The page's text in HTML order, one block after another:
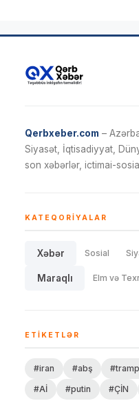
Qerbxeber.com –
Siyasət, İqtisadiyyat,
son xəbərlər, ictimai-
KATEQORIYALAR
Xəbər Sosial
Maraqlı Elm və
ETIKETLƏR
#iran #abş #tramp
#Aİ
#putin #ÇİN